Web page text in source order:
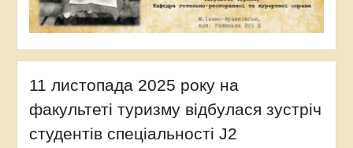
11 листопада 2025 року на
факультеті туризму відбулася зустріч
студентів спеціальності J2